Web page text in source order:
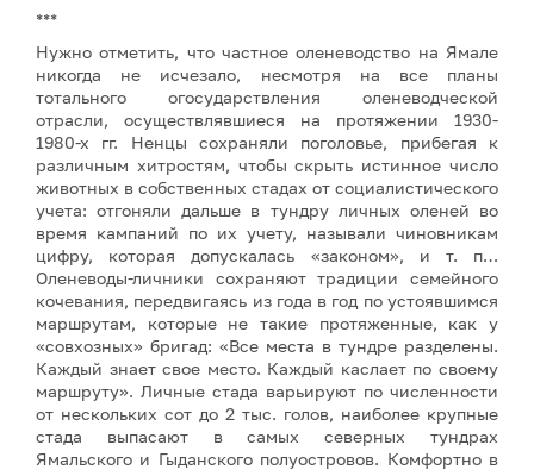
***
Нужно отметить, что частное оленеводство на Ямале
никогда не исчезало, несмотря на все планы
тотального огосударствления оленеводческой
отрасли, осуществлявшиеся на протяжении 1930-
1980-х гг. Ненцы сохраняли поголовье, прибегая к
различным хитростям, чтобы скрыть истинное число
животных в собственных стадах от социалистического
учета: отгоняли дальше в тундру личных оленей во
время кампаний по их учету, называли чиновникам
цифру, которая допускалась «законом», и т. п…
Оленеводы-личники сохраняют традиции семейного
кочевания, передвигаясь из года в год по устоявшимся
маршрутам, которые не такие протяженные, как у
«совхозных» бригад: «Все места в тундре разделены.
Каждый знает свое место. Каждый каслает по своему
маршруту». Личные стада варьируют по численности
от нескольких сот до 2 тыс. голов, наиболее крупные
стада выпасают в самых северных тундрах
Ямальского и Гыданского полуостровов. Комфортно в